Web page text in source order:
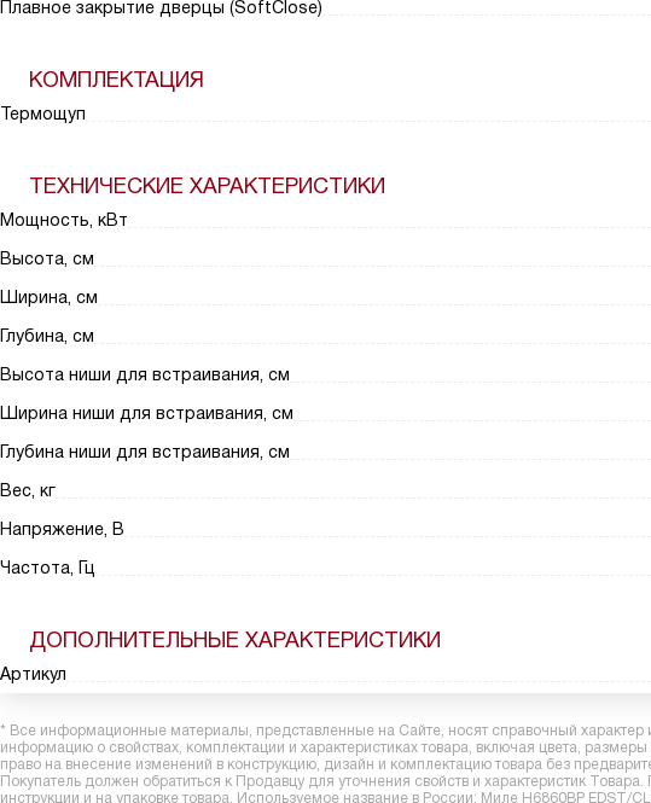
Плавное закрытие дверцы (SoftClose)
КОМПЛЕКТАЦИЯ
Термощуп
ТЕХНИЧЕСКИЕ ХАРАКТЕРИСТИКИ
Мощность, кВт
Высота, см
Ширина, см
Глубина, см
Высота ниши для встраивания, см
Ширина ниши для встраивания, см
Глубина ниши для встраивания, см
Вес, кг
Напряжение, В
Частота, Гц
ДОПОЛНИТЕЛЬНЫЕ ХАРАКТЕРИСТИКИ
Артикул
* Все информационные материалы, представленные на Сайте, носят справочный характер
информацию о свойствах, комплектации и характеристиках товара, включая цвета,
право на внесение изменений в конструкцию, дизайн и комплектацию товара без
Покупатель должен обратиться к Продавцу для уточнения свойств и характеристик
инструкции и на упаковке товара. Используемое название в России: Миле H6860BP EDST/